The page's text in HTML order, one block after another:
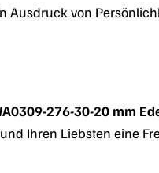
Ausdruck von
276-30-20 mm
Ihren Liebsten eine